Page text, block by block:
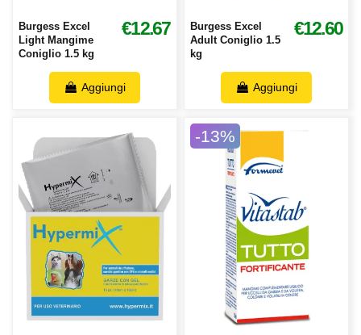
Burgess Excel
Light Mangime
Coniglio 1.5 kg
€12.67
Aggiungi
Burgess Excel
Adult Coniglio 1.5
kg
€12.60
Aggiungi
-13%